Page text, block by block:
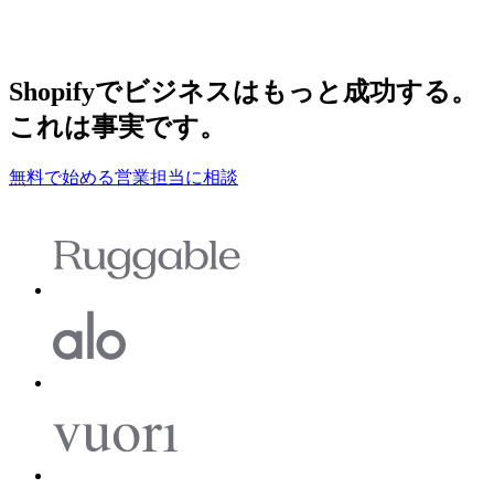
Shopifyでビジネスはもっと成功する。
これは事実です。
無料で始める営業担当に相談